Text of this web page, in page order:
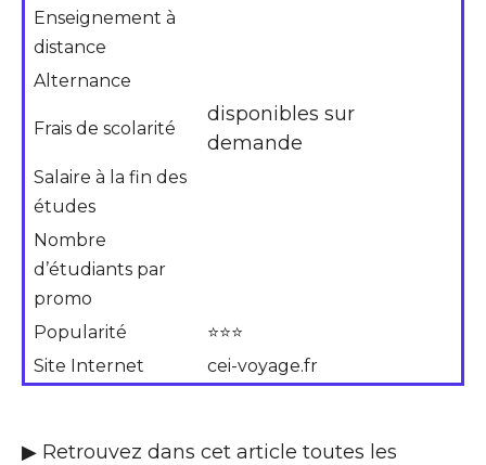
Enseignement à
distance
Alternance
Frais de scolarité
disponibles sur
demande
Salaire à la fin des
études
Nombre
d’étudiants par
promo
Popularité
⭐⭐⭐
Site Internet
cei-voyage.fr
▶ Retrouvez dans cet article toutes les